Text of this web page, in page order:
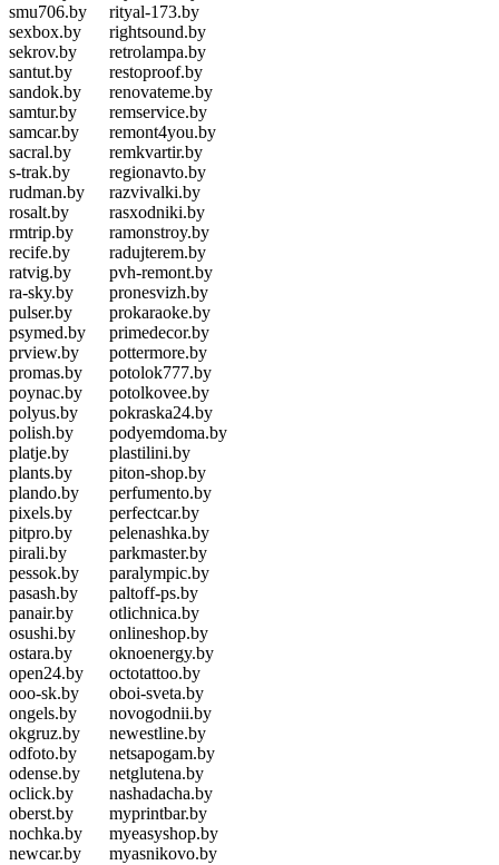
smu706.by
sexbox.by
sekrov.by
santut.by
sandok.by
samtur.by
samcar.by
sacral.by
s-trak.by
rudman.by
rosalt.by
rmtrip.by
recife.by
ratvig.by
ra-sky.by
pulser.by
psymed.by
prview.by
promas.by
poynac.by
polyus.by
polish.by
platje.by
plants.by
plando.by
pixels.by
pitpro.by
pirali.by
pessok.by
pasash.by
panair.by
osushi.by
ostara.by
open24.by
ooo-sk.by
ongels.by
okgruz.by
odfoto.by
odense.by
oclick.by
oberst.by
nochka.by
newcar.by
rityal-173.by
rightsound.by
retrolampa.by
restoproof.by
renovateme.by
remservice.by
remont4you.by
remkvartir.by
regionavto.by
razvivalki.by
rasxodniki.by
ramonstroy.by
radujterem.by
pvh-remont.by
pronesvizh.by
prokaraoke.by
primedecor.by
pottermore.by
potolok777.by
potolkovee.by
pokraska24.by
podyemdoma.by
plastilini.by
piton-shop.by
perfumento.by
perfectcar.by
pelenashka.by
parkmaster.by
paralympic.by
paltoff-ps.by
otlichnica.by
onlineshop.by
oknoenergy.by
octotattoo.by
oboi-sveta.by
novogodnii.by
newestline.by
netsapogam.by
netglutena.by
nashadacha.by
myprintbar.by
myeasyshop.by
myasnikovo.by